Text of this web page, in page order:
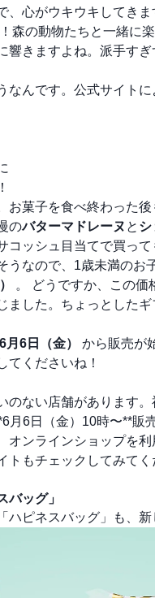
心がウキウキしてきま
森の動物たちと一緒に
響きますよね。派手す
なんです。公式サイト
菓子を食べ終わった
のバターマドレーヌ と シ
ッシュ目当てで買っ
なので、1歳未満のお
。 どうですか、この価
ました。ちょっとした
6月6日（金） から販売が
てくださいね！
ない店舗があります
月6日（金）10時〜**販
ンラインショップを利
もチェックしてみてく
バッグ」
ピネスバッグ」も、